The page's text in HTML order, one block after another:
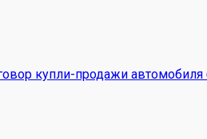
купли-продажи